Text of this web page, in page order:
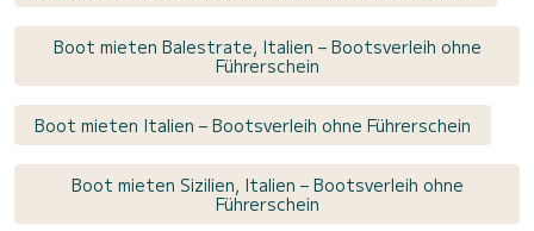
Boot mieten Balestrate, Italien – Bootsverleih ohne
Führerschein
Boot mieten Italien – Bootsverleih ohne Führerschein
Boot mieten Sizilien, Italien – Bootsverleih ohne
Führerschein